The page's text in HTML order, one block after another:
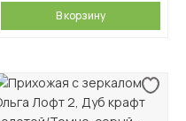
В корзину